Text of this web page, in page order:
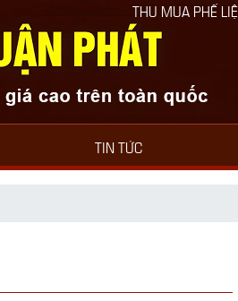
THU MUA PHẾ LIỆU THUẬN PHÁT
TIN TỨC